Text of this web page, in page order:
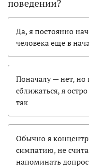
поведении?
Да, я постоянно
человека еще в
Поначалу — нет,
сближаться, я
так
Обычно я
симпатию, не
напоминать допрос